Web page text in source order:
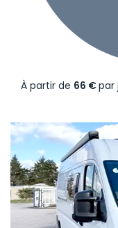
À partir de 66 €par